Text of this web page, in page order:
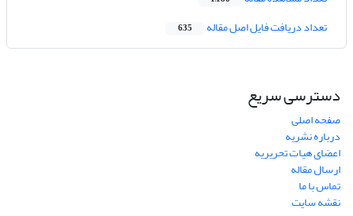
تعداد دریافت فایل اصل مقاله 635
دسترسی سریع
صفحه اصلی
درباره نشریه
اعضای هیات تحریریه
ارسال مقاله
تماس با ما
نقشه سایت